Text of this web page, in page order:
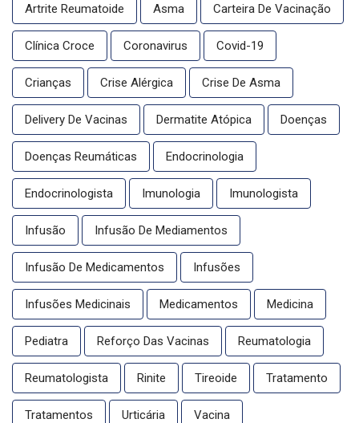
Artrite Reumatoide Asma Carteira De Vacinação
Clínica Croce Coronavirus Covid-19
Crianças Crise Alérgica Crise De Asma
Delivery De Vacinas Dermatite Atópica Doenças
Doenças Reumáticas Endocrinologia
Endocrinologista Imunologia Imunologista
Infusão Infusão De Mediamentos
Infusão De Medicamentos Infusões
Infusões Medicinais Medicamentos Medicina
Pediatra Reforço Das Vacinas Reumatologia
Reumatologista Rinite Tireoide Tratamento
Tratamentos Urticária Vacina